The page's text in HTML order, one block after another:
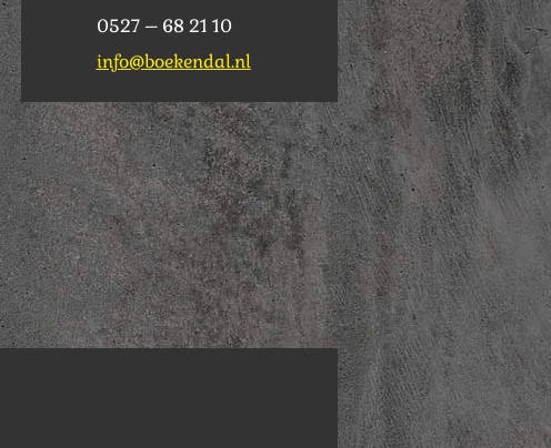
0527 – 68 21 10
info@boekendal.nl